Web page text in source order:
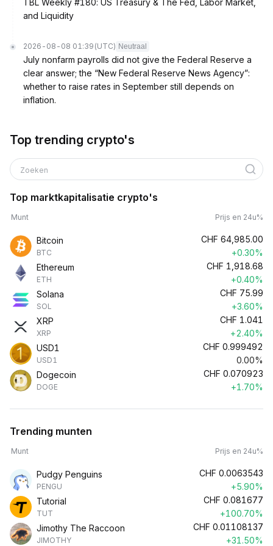
TBL Weekly #180: US Treasury & The Fed, Labor Market,
and Liquidity
2026-08-08 01:39 (UTC) Neutraal
July nonfarm payrolls did not give the Federal Reserve a
clear answer; the “New Federal Reserve News Agency”:
whether to raise rates in September still depends on
inflation.
Top trending crypto's
Zoeken
Top marktkapitalisatie crypto's
Munt Prijs en 24u%
Bitcoin
BTC
CHF 64,985.00
+0.30%
Ethereum
ETH
CHF 1,918.68
+0.40%
Solana
SOL
CHF 75.99
+3.60%
XRP
XRP
CHF 1.041
+2.40%
USD1
USD1
CHF 0.999492
0.00%
Dogecoin
DOGE
CHF 0.070923
+1.70%
Trending munten
Munt Prijs en 24u%
Pudgy Penguins
PENGU
CHF 0.0063543
+5.90%
Tutorial
TUT
CHF 0.081677
+100.70%
Jimothy The Raccoon
JIMOTHY
CHF 0.01108137
+31.50%